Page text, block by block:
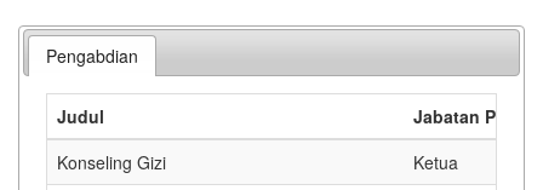
Pengabdian
Judul
Jabatan
Konseling Gizi
Ketua